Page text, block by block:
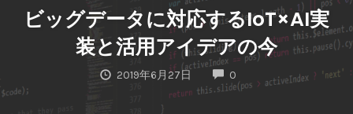
ビッグデータに対応するIoT×AI実
装と活用アイデアの今
2019年6月27日 0 COMMENTS